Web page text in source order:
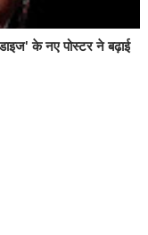
के नए पोस्टर ने बढ़ाई